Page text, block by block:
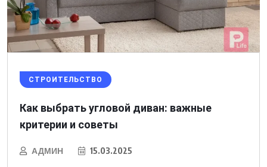
СТРОИТЕЛЬСТВО
Как выбрать угловой диван: важные
критерии и советы
АДМИН 15.03.2025